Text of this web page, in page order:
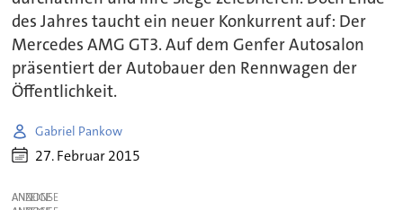
des Jahres taucht ein neuer Konkurrent auf: Der
Mercedes AMG GT3. Auf dem Genfer Autosalon
präsentiert der Autobauer den Rennwagen der
Öffentlichkeit.
Gabriel Pankow
27. Februar 2015
ANZEIGE